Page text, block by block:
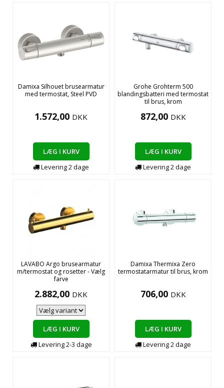
Damixa Silhouet brusearmatur
med termostat, Steel PVD
1.572,00 DKK
LÆG I KURV
Levering2dage
Grohe Grohterm 500
blandingsbatteri med termostat
til brus, krom
872,00 DKK
LÆG I KURV
Levering2dage
LAVABO Argo brusearmatur
m/termostat og rosetter - Vælg
farve
2.882,00 DKK
LÆG I KURV
Levering2-3 dage
Damixa Thermixa Zero
termostatarmatur til brus, krom
706,00 DKK
LÆG I KURV
Levering2dage